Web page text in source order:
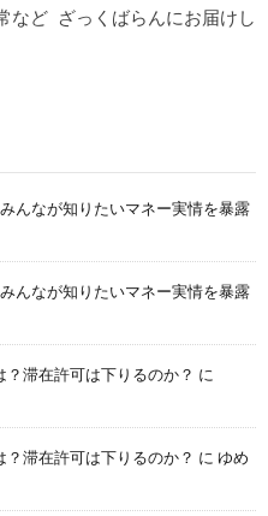
など ざっくばらんにお届けし
んなが知りたいマネー実情を暴露
んなが知りたいマネー実情を暴露
？滞在許可は下りるのか？ に
？滞在許可は下りるのか？ に ゆめ